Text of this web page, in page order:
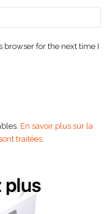
browser for the next time I
En savoir plus sur la
traitées.